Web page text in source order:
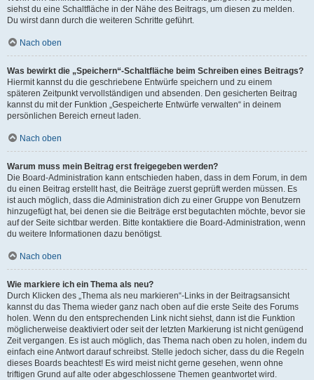
siehst du eine Schaltfläche in der Nähe des Beitrags, um diesen zu melden.
Du wirst dann durch die weiteren Schritte geführt.
Nach oben
Was bewirkt die „Speichern“-Schaltfläche beim Schreiben eines Beitrags?
Hiermit kannst du die geschriebene Entwürfe speichern und zu einem
späteren Zeitpunkt vervollständigen und absenden. Den gesicherten Beitrag
kannst du mit der Funktion „Gespeicherte Entwürfe verwalten“ in deinem
persönlichen Bereich erneut laden.
Nach oben
Warum muss mein Beitrag erst freigegeben werden?
Die Board-Administration kann entschieden haben, dass in dem Forum, in dem
du einen Beitrag erstellt hast, die Beiträge zuerst geprüft werden müssen. Es
ist auch möglich, dass die Administration dich zu einer Gruppe von Benutzern
hinzugefügt hat, bei denen sie die Beiträge erst begutachten möchte, bevor sie
auf der Seite sichtbar werden. Bitte kontaktiere die Board-Administration, wenn
du weitere Informationen dazu benötigst.
Nach oben
Wie markiere ich ein Thema als neu?
Durch Klicken des „Thema als neu markieren“-Links in der Beitragsansicht
kannst du das Thema wieder ganz nach oben auf die erste Seite des Forums
holen. Wenn du den entsprechenden Link nicht siehst, dann ist die Funktion
möglicherweise deaktiviert oder seit der letzten Markierung ist nicht genügend
Zeit vergangen. Es ist auch möglich, das Thema nach oben zu holen, indem du
einfach eine Antwort darauf schreibst. Stelle jedoch sicher, dass du die Regeln
dieses Boards beachtest! Es wird meist nicht gerne gesehen, wenn ohne
triftigen Grund auf alte oder abgeschlossene Themen geantwortet wird.